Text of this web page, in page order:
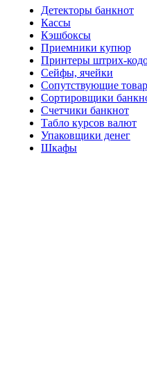
Детекторы банкнот
Кассы
Кэшбоксы
Приемники купюр
Принтеры штрих-
Сейфы, ячейки
Сопутствующие
Сортировщики
Счетчики банкнот
Табло курсов валют
Упаковщики денег
Шкафы